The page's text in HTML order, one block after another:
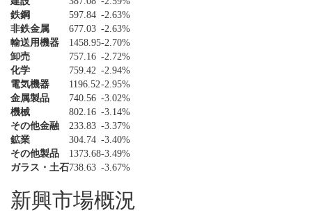
鉄鋼
597.84 -2.63%
非鉄金属
677.03 -2.63%
輸送用機器
1458.95-2.70%
卸売
757.16 -2.72%
化学
759.42 -2.94%
電気機器
1196.52-2.95%
金属製品
740.56 -3.02%
機械
802.16 -3.14%
その他金融
233.83 -3.37%
鉱業
304.74 -3.40%
その他製品
1373.68-3.49%
ガラス・土石738.63 -3.67%
新興市場概況